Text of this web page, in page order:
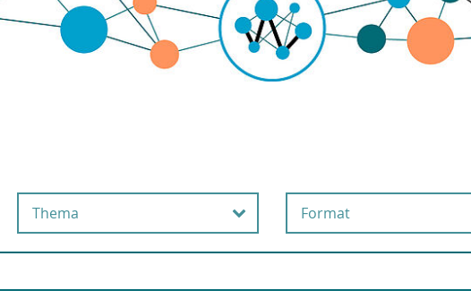
Thema
Arbeits- und
Format
Online
Präsenz